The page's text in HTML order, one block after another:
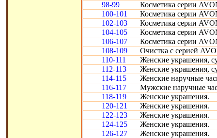
98-99
Косметика серии
100-101
Косметика серии
102-103
Косметика серии
104-105
Косметика серии
106-107
Косметика серии
108-109
Очистка с серией
110-111
Женские украшения,
112-113
Женские украшения,
114-115
Женские наручные
116-117
Мужские наручные
118-119
Женские украшения.
120-121
Женские украшения.
122-123
Женские украшения.
124-125
Женские украшения.
126-127
Женские украшения.